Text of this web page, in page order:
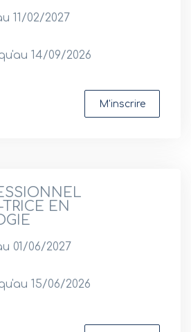
11/02/2027
14/09/2026
M'inscrire
EN
01/06/2027
15/06/2026